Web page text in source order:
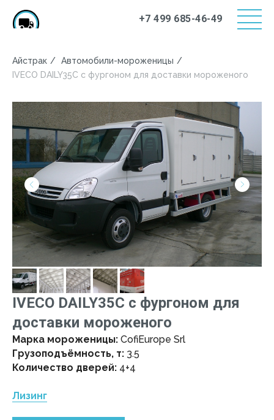
+7 499 685-46-49
Айстрак / Автомобили-мороженицы /
IVECO DAILY35С с фургоном для доставки мороженого
IVECO DAILY35С с фургоном для
доставки мороженого
Марка мороженицы: CofiEurope Srl
Грузоподъёмность, т: 3.5
Количество дверей: 4+4
Лизинг